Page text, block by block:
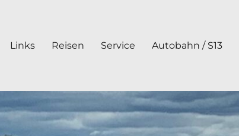
Links Reisen Service Autobahn / S13